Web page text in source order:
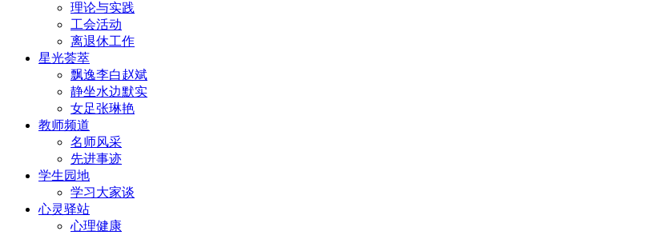
理论与实践
工会活动
离退休工作
星光荟萃
飘逸李白赵斌
静坐水边默实
女足张琳艳
教师频道
名师风采
先进事迹
学生园地
学习大家谈
心灵驿站
心理健康